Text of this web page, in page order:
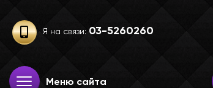
Я на связи:03-52­60­260
Меню сайта